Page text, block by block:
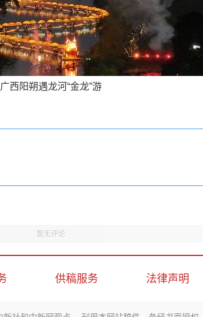
广西阳朔遇龙河“金龙”游
暂无评论
供稿服务 法律声明